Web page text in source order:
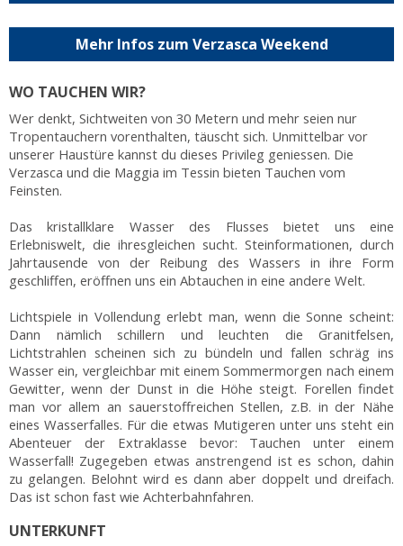
Mehr Infos zum Verzasca Weekend
WO TAUCHEN WIR?
Wer denkt, Sichtweiten von 30 Metern und mehr seien nur
Tropentauchern vorenthalten, täuscht sich. Unmittelbar vor
unserer Haustüre kannst du dieses Privileg geniessen. Die
Verzasca und die Maggia im Tessin bieten Tauchen vom
Feinsten.
Das kristallklare Wasser des Flusses bietet uns eine
Erlebniswelt, die ihresgleichen sucht. Steinformationen, durch
Jahrtausende von der Reibung des Wassers in ihre Form
geschliffen, eröffnen uns ein Abtauchen in eine andere Welt.
Lichtspiele in Vollendung erlebt man, wenn die Sonne scheint:
Dann nämlich schillern und leuchten die Granitfelsen,
Lichtstrahlen scheinen sich zu bündeln und fallen schräg ins
Wasser ein, vergleichbar mit einem Sommermorgen nach einem
Gewitter, wenn der Dunst in die Höhe steigt. Forellen findet
man vor allem an sauerstoffreichen Stellen, z.B. in der Nähe
eines Wasserfalles. Für die etwas Mutigeren unter uns steht ein
Abenteuer der Extraklasse bevor: Tauchen unter einem
Wasserfall! Zugegeben etwas anstrengend ist es schon, dahin
zu gelangen. Belohnt wird es dann aber doppelt und dreifach.
Das ist schon fast wie Achterbahnfahren.
UNTERKUNFT